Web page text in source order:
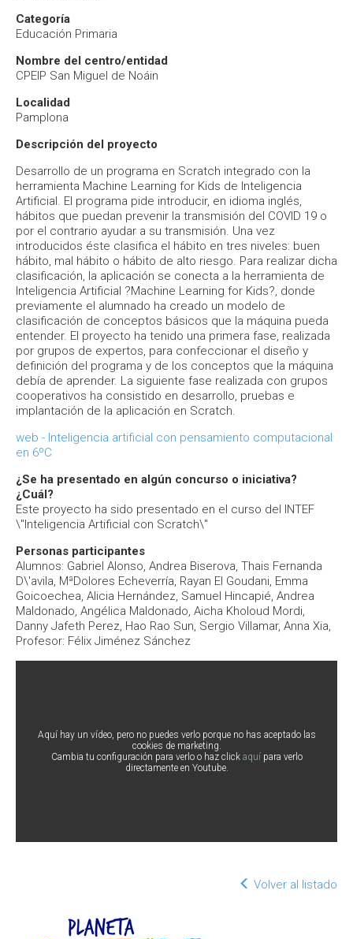
Categoría
Educación Primaria
Nombre del centro/entidad
CPEIP San Miguel de Noáin
Localidad
Pamplona
Descripción del proyecto
Desarrollo de un programa en Scratch integrado con la
herramienta Machine Learning for Kids de Inteligencia
Artificial. El programa pide introducir, en idioma inglés,
hábitos que puedan prevenir la transmisión del COVID 19 o
por el contrario ayudar a su transmisión. Una vez
introducidos éste clasifica el hábito en tres niveles: buen
hábito, mal hábito o hábito de alto riesgo. Para realizar dicha
clasificación, la aplicación se conecta a la herramienta de
Inteligencia Artificial ?Machine Learning for Kids?, donde
previamente el alumnado ha creado un modelo de
clasificación de conceptos básicos que la máquina pueda
entender. El proyecto ha tenido una primera fase, realizada
por grupos de expertos, para confeccionar el diseño y
definición del programa y de los conceptos que la máquina
debía de aprender. La siguiente fase realizada con grupos
cooperativos ha consistido en desarrollo, pruebas e
implantación de la aplicación en Scratch.
web - Inteligencia artificial con pensamiento computacional
en 6ºC
¿Se ha presentado en algún concurso o iniciativa?
¿Cuál?
Este proyecto ha sido presentado en el curso del INTEF
\"Inteligencia Artificial con Scratch\"
Personas participantes
Alumnos: Gabriel Alonso, Andrea Biserova, Thais Fernanda
D\'avila, MªDolores Echeverría, Rayan El Goudani, Emma
Goicoechea, Alicia Hernández, Samuel Hincapié, Andrea
Maldonado, Angélica Maldonado, Aicha Kholoud Mordi,
Danny Jafeth Perez, Hao Rao Sun, Sergio Villamar, Anna Xia,
Profesor: Félix Jiménez Sánchez
Aquí hay un vídeo, pero no puedes verlo porque no has aceptado las
cookies de marketing.
Cambia tu configuración para verlo o haz click aquípara verlo
directamente en Youtube.
Volver al listado